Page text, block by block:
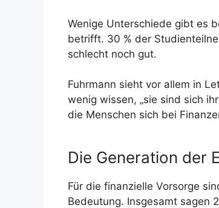
Wenige Unterschiede gibt es
betrifft. 30 % der
schlecht noch gut.
Fuhrmann sieht vor allem in
wenig wissen, „sie sind sich
die Menschen sich bei
Die Generation der
Für die finanzielle Vorsorge
Bedeutung. Insgesamt sagen